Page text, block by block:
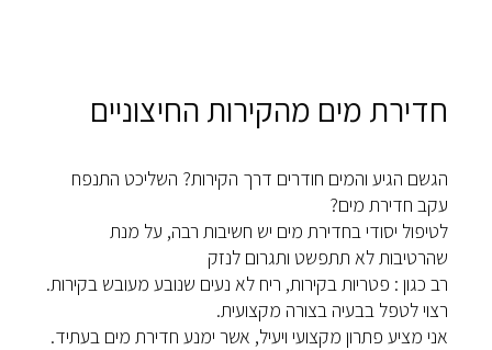
חדירת מים מהקירות החיצוניים
הגשם הגיע והמים חודרים דרך הקירות? השליכט התנפח
עקב חדירת מים?
לטיפול יסודי בחדירת מים יש חשיבות רבה, על מנת
שהרטיבות לא תתפשט ותגרום לנזק
רב כגון : פטריות בקירות, ריח לא נעים שנובע מעובש בקירות.
רצוי לטפל בבעיה בצורה מקצועית.
אני מציע פתרון מקצועי ויעיל, אשר ימנע חדירת מים בעתיד.